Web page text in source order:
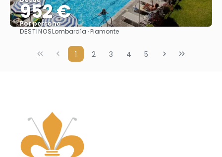
952 €
Por persona
Ver
DESTINOSLombardía · Piamonte
1 2 3 4 5